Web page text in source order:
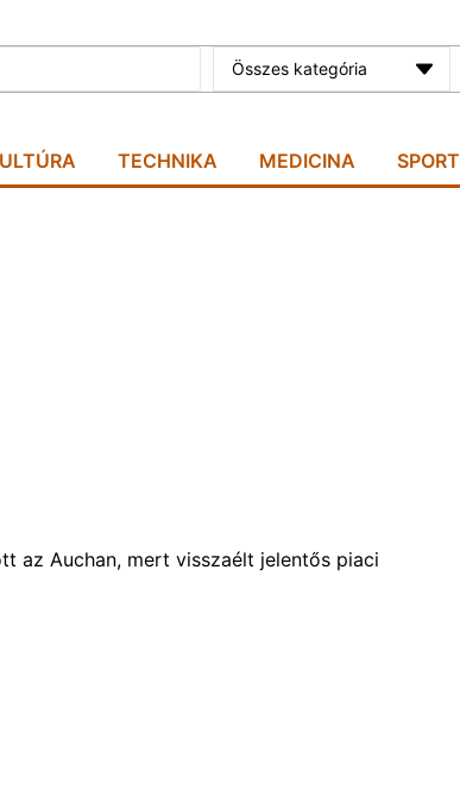
Összes kategória
TECHNIKA MEDICINA SPORT
az Auchan, mert visszaélt jelentős piaci